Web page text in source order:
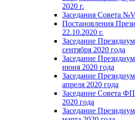
2020 г.
Заседания Совета
Постановления
22.10.2020 г.
Заседание
сентября 2020 года
Заседание
июня 2020 года
Заседание
апреля 2020 года
Заседание Совета
2020 года
Заседание